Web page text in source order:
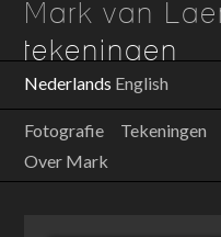
Mark van
tekeningen
Nederlands English
Fotografie Tekeningen
Over Mark